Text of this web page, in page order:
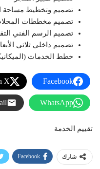
تصميم وتخطيط مساحة
تصميم مخططات
تصميم الرسم الفني
تصميم داخلي ثلاثي
خطط الخدمات
Facebook
X
WhatsApp
تقييم الخدمة
شارك Facebook